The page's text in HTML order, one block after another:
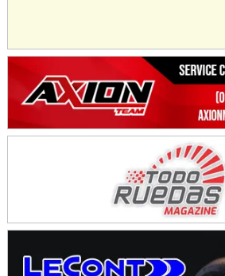
Trenque Lauquen (Buenos Aires)
ENTRERRIANO - F6 (POSTERGADA)
Parque de la Velocidad (Asfalto)
Moto Club Reginense (Tierra)
CSK - F7